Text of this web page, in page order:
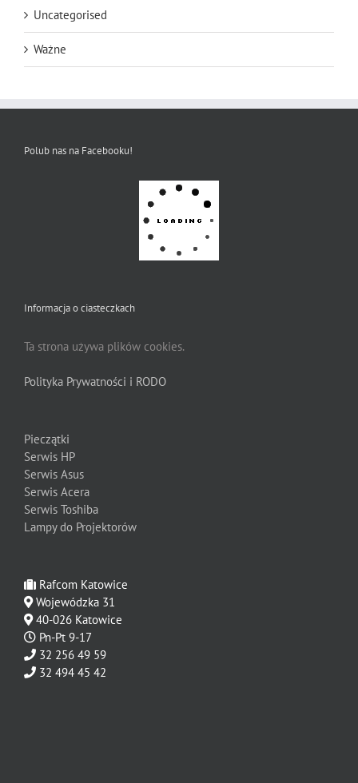
Uncategorised
Ważne
Polub nas na Facebooku!
Informacja o ciasteczkach
Ta strona używa plików cookies.
Polityka Prywatności i RODO
Pieczątki
Serwis HP
Serwis Asus
Serwis Acera
Serwis Toshiba
Lampy do Projektorów
Rafcom Katowice
Wojewódzka 31
40-026 Katowice
Pn-Pt 9-17
32 256 49 59
32 494 45 42